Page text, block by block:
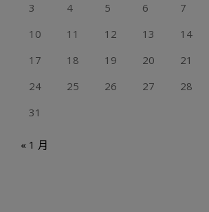
3
4 5 6 7
10
11 12 13 14
17
18 19 20 21
24
25 26 27 28
31
« 1 月